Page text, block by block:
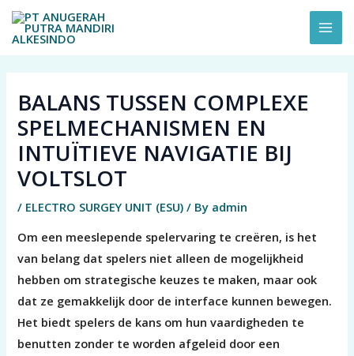
Skip
BALANS TUSSEN COMPLEXE
SPELMECHANISMEN EN
INTUÏTIEVE NAVIGATIE BIJ
VOLTSLOT
/ ELECTRO SURGEY UNIT (ESU) / By admin
Om een meeslepende spelervaring te creëren, is het
van belang dat spelers niet alleen de mogelijkheid
hebben om strategische keuzes te maken, maar ook
dat ze gemakkelijk door de interface kunnen bewegen.
Het biedt spelers de kans om hun vaardigheden te
benutten zonder te worden afgeleid door een